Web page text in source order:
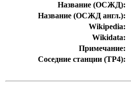
Название (ОСЖД):
Название (ОСЖД англ.):
Wikipedia:
Wikidata:
Примечание:
Соседние станции (ТР4):